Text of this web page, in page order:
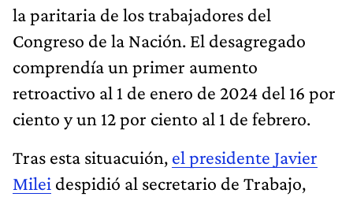
la paritaria de los trabajadores del
Congreso de la Nación. El desagregado
comprendía un primer aumento
retroactivo al 1 de enero de 2024 del 16 por
ciento y un 12 por ciento al 1 de febrero.
Tras esta situacuión, el presidente Javier
Milei despidió al secretario de Trabajo,